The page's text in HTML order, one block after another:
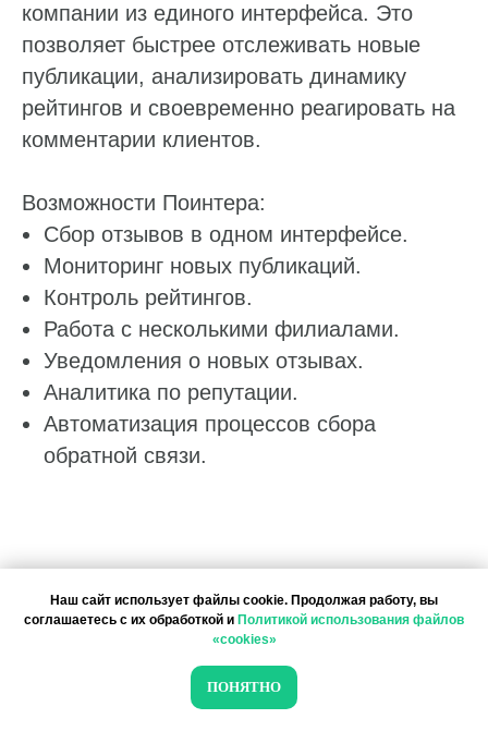
компании из единого интерфейса. Это
позволяет быстрее отслеживать новые
публикации, анализировать динамику
рейтингов и своевременно реагировать на
комментарии клиентов.
Возможности Поинтера:
Сбор отзывов в одном интерфейсе.
Мониторинг новых публикаций.
Контроль рейтингов.
Работа с несколькими филиалами.
Уведомления о новых отзывах.
Аналитика по репутации.
Автоматизация процессов сбора
обратной связи.
Причины отклонения отзывов
Для бизнеса с несколькими филиалами
Работа с данными
Заполнение данных
Актуальность данных
Контроль изменения данных
Фантомы для поиска дубликатов
Фотографии
Анализ конкурентов
Мониторинг конкурентов
Геоперфоманс реклама
Наш сайт использует файлы cookie. Продолжая работу, вы
соглашаетесь с их обработкой и Политикой использования файлов
«cookies»
ПОНЯТНО